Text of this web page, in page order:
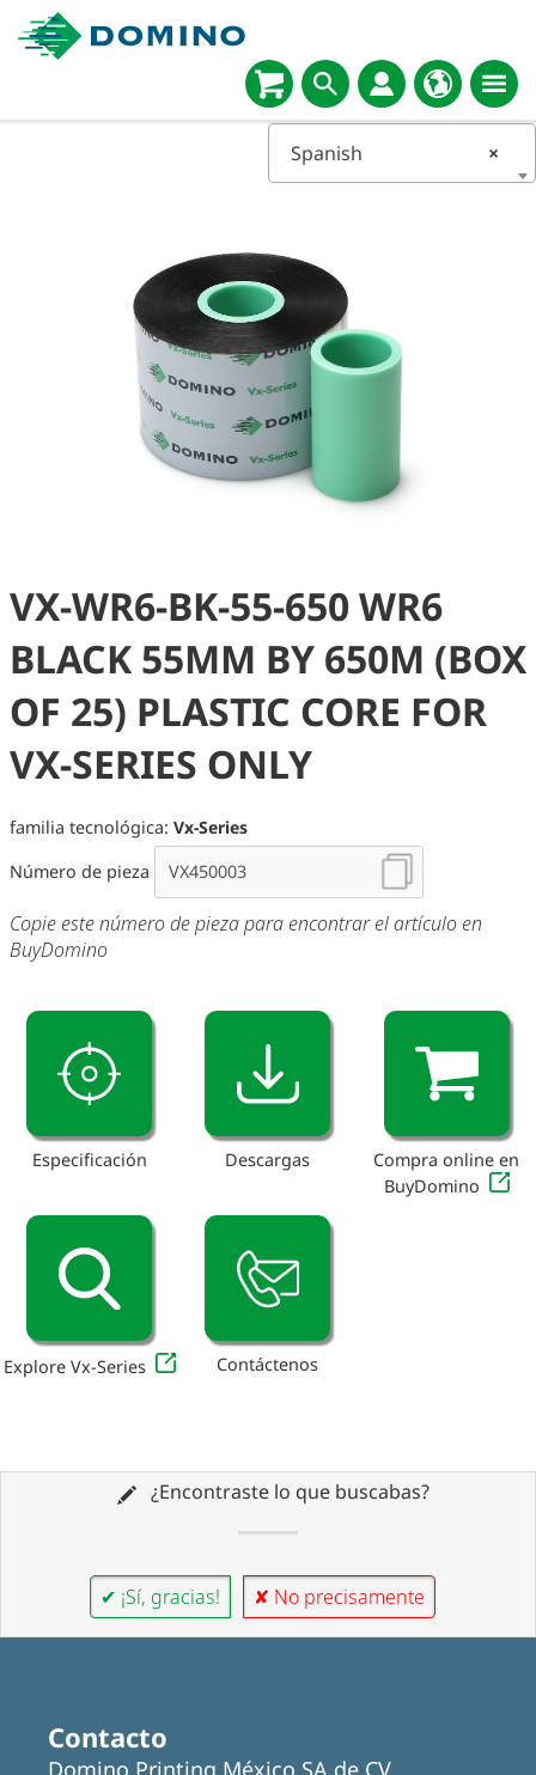
×
Spanish
VX-WR6-BK-55-650 WR6
BLACK 55MM BY 650M (BOX
OF 25) PLASTIC CORE FOR
VX-SERIES ONLY
familia tecnológica: Vx-Series
Número de pieza
Copie este número de pieza para encontrar el artículo en
BuyDomino
Especificación Descargas
Compra online en
BuyDomino
Explore Vx-Series Contáctenos
¿Encontraste lo que buscabas?
✔ ¡Sí, gracias! ✘ No precisamente
Contacto